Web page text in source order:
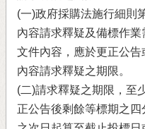
(一)政府採購法施行細則
內容請求釋疑及備標作
文件內容，應於更正公
內容請求釋疑之期限。
(二)請求釋疑之期限，至
正公告後剩餘等標期之